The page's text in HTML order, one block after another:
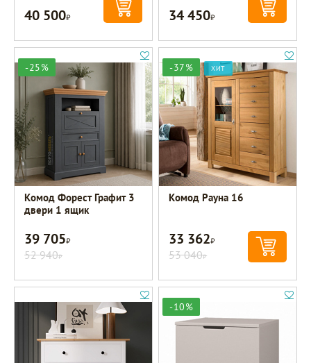
40 500Р 34 450Р
-25%
Комод Форест Графит 3
двери 1 ящик
39 705Р
52 940Р
-37% ХИТ
Комод Рауна 16
33 362Р
53 040Р
-10%